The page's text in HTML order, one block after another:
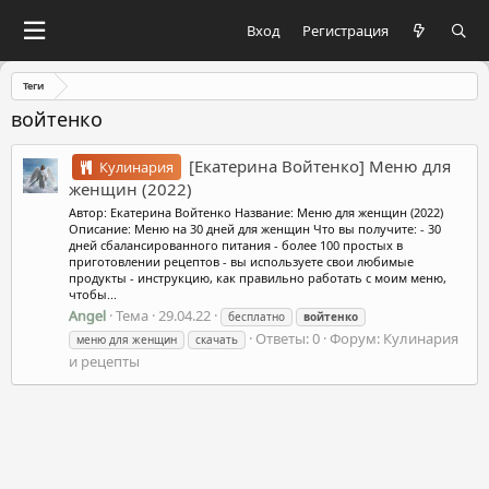
Вход Регистрация
Теги
войтенко
Кулинария
[Екатерина Войтенко] Меню для
женщин (2022)
Автор: Екатерина Войтенко Название: Меню для женщин (2022)
Описание: Меню на 30 дней для женщин Что вы получите: - 30
дней сбалансированного питания - более 100 простых в
приготовлении рецептов - вы используете свои любимые
продукты - инструкцию, как правильно работать с моим меню,
чтобы...
Angel Тема 29.04.22 бесплатно
войтенко
меню для женщин
скачать Ответы: 0 Форум: Кулинария
и рецепты